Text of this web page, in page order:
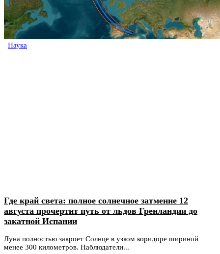
Наука
Где край света: полное солнечное затмение 12
августа прочертит путь от льдов Гренландии до
закатной Испании
Луна полностью закроет Солнце в узком коридоре шириной
менее 300 километров. Наблюдатели...